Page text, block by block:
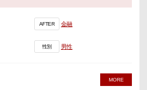
AFTER 金融
性別 男性
MORE